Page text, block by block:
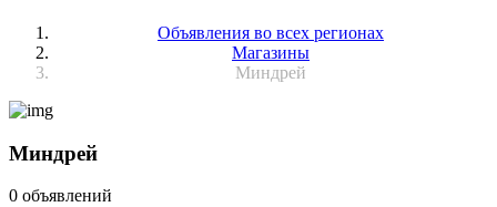
Объявления во всех регионах
Магазины
Миндрей
Миндрей
0 объявлений